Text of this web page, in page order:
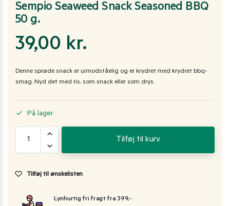
Sempio Seaweed Snack Seasoned BBQ
50 g.
39,00 kr.
Denne sprøde snack er uimodståelig og er krydret med krydret bbq-
smag. Nyd det med ris, som snack eller som drys.
På lager
Tilføj til kurv
Tilføj til ønskelisten
Lynhurtig fri fragt fra 399,-